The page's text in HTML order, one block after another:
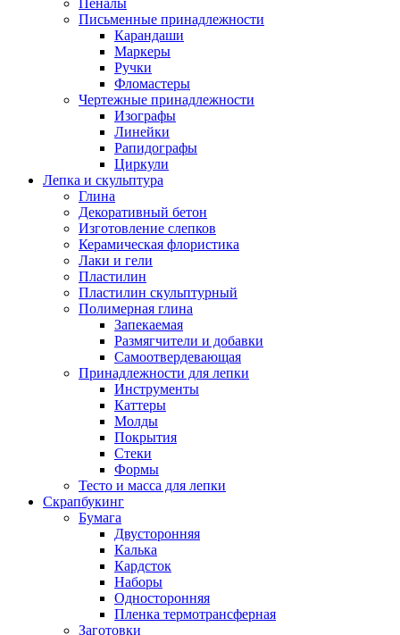
Пеналы
Письменные принадлежности
Карандаши
Маркеры
Ручки
Фломастеры
Чертежные принадлежности
Изографы
Линейки
Рапидографы
Циркули
Лепка и скульптура
Глина
Декоративный бетон
Изготовление слепков
Керамическая флористика
Лаки и гели
Пластилин
Пластилин скульптурный
Полимерная глина
Запекаемая
Размягчители и добавки
Самоотвердевающая
Принадлежности для лепки
Инструменты
Каттеры
Молды
Покрытия
Стеки
Формы
Тесто и масса для лепки
Скрапбукинг
Бумага
Двусторонняя
Калька
Кардсток
Наборы
Односторонняя
Пленка термотрансферная
Заготовки